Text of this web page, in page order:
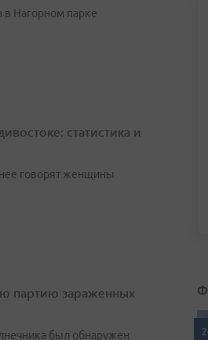
в Нагорном парке
статистика и
говорят женщины
партию зараженных
был обнаружен